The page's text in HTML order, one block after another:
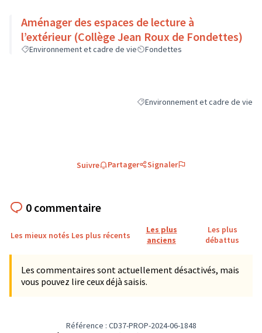
Aménager des espaces de lecture à
l’extérieur (Collège Jean Roux de Fondettes)
Environnement et cadre de vie Fondettes
Filtrer les résultats de la catégorie
Environnement et cadre de vie
Suivre Partager Signaler
0 commentaire
Les mieux notés Les plus récents
Les plus
anciens
Les plus
débattus
Les commentaires sont actuellement désactivés, mais
vous pouvez lire ceux déjà saisis.
Référence : CD37-PROP-2024-06-1848